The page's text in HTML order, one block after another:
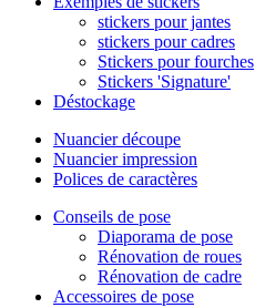
stickers pour jantes
stickers pour cadres
Stickers pour fourches
Stickers 'Signature'
Déstockage
Nuancier découpe
Nuancier impression
Polices de caractères
Conseils de pose
Diaporama de pose
Rénovation de roues
Rénovation de cadre
Accessoires de pose